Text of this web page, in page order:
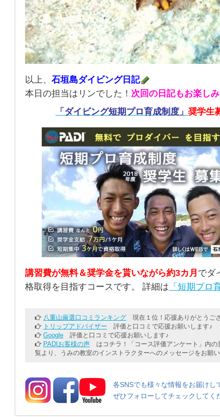
以上、 石垣島ダイビング日記
本日の担当はリンでした！ 次回の日記もお楽し
「ダイビング短期プロ育成制度」 奨学生
講習費が無料＆奨学金を貰いながら約3カ月 でダ
格取得を目指すコースです。 詳細は 「短期プロ
八重山厳選口コミランキング 現在１位！応援ありがとうご
トリップアドバイザー 評価と口コミで応援お願いします♪
Google 評価と口コミで応援お願いします♪
PADIお客様の声 はコチラ！「コース評価アンケート」内の
覧より、うみの教室のインストラクターへのメッセージをお願
各SNSでも様々な情報をお届けし
ぜひフォローしてチェックしてく